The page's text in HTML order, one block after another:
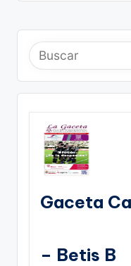
Gaceta
– Betis B